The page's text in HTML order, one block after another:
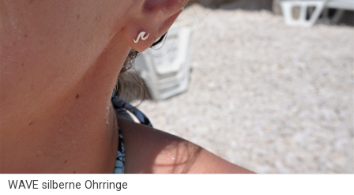
WAVE silberne Ohrringe